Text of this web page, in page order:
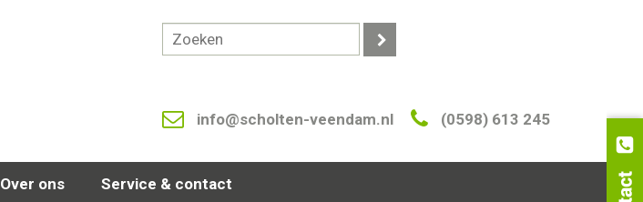
info@scholten-veendam.nl (0598) 613 245
Over ons Service & contact